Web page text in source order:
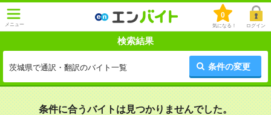
メニュー
0
気になる！ ログイン
検索結果
茨城県で通訳・翻訳のバイト一覧 条件の変更
条件に合うバイトは見つかりませんでした。